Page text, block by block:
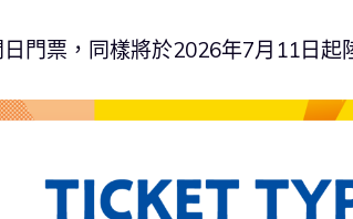
門票，同樣將於2026年7月11日起